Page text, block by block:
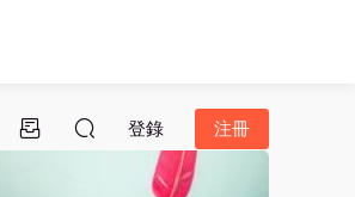
登錄 注冊